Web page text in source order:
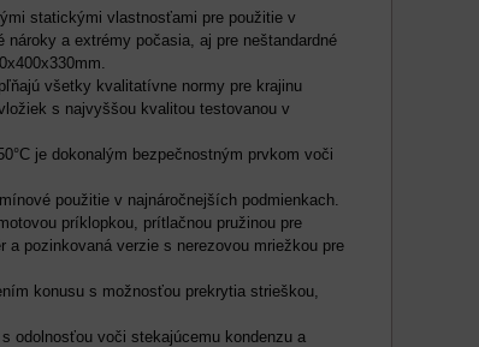
statickými vlastnosťami pre použitie v
a extrémy počasia, aj pre neštandardné
všetky kvalitatívne normy pre krajinu
s najvyššou kvalitou testovanou v
je dokonalým bezpečnostným prvkom voči
použitie v najnáročnejších podmienkach.
príklopkou, prítlačnou pružinou pre
pozinkovaná verzie s nerezovou mriežkou pre
konusu s možnosťou prekrytia strieškou,
odolnosťou voči stekajúcemu kondenzu a